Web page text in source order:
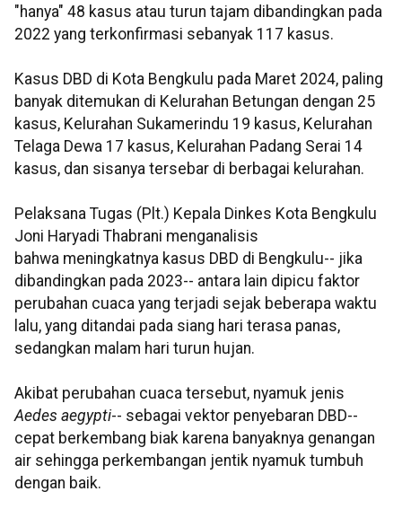
"hanya" 48 kasus atau turun tajam dibandingkan pada
2022 yang terkonfirmasi sebanyak 117 kasus.
Kasus DBD di Kota Bengkulu pada Maret 2024, paling
banyak ditemukan di Kelurahan Betungan dengan 25
kasus, Kelurahan Sukamerindu 19 kasus, Kelurahan
Telaga Dewa 17 kasus, Kelurahan Padang Serai 14
kasus, dan sisanya tersebar di berbagai kelurahan.
Pelaksana Tugas (Plt.) Kepala Dinkes Kota Bengkulu
Joni Haryadi Thabrani menganalisis
bahwa meningkatnya kasus DBD di Bengkulu-- jika
dibandingkan pada 2023-- antara lain dipicu faktor
perubahan cuaca yang terjadi sejak beberapa waktu
lalu, yang ditandai pada siang hari terasa panas,
sedangkan malam hari turun hujan.
Akibat perubahan cuaca tersebut, nyamuk jenis
Aedes aegypti-- sebagai vektor penyebaran DBD--
cepat berkembang biak karena banyaknya genangan
air sehingga perkembangan jentik nyamuk tumbuh
dengan baik.